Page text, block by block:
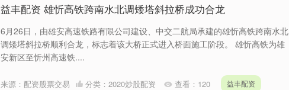
益丰配资 雄忻高铁跨南水北调矮塔斜拉桥成功合龙
6月26日，由雄安高速铁路有限公司建设、中交二航局承建的雄忻高铁跨南水北
调矮塔斜拉桥顺利合龙，标志着该大桥正式进入桥面施工阶段。 雄忻高铁为雄
安新区至忻州高速铁....
来源：配资股票交易 分类： 2020炒股配资 查看： 120 益丰配资